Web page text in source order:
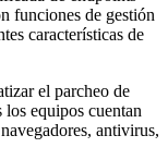
funciones de gestión
características de
el parcheo de
equipos cuentan
antivirus,